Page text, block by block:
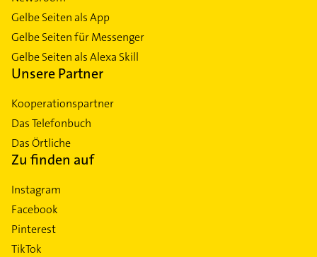
Gelbe Seiten als App
Gelbe Seiten für Messenger
Gelbe Seiten als Alexa Skill
Unsere Partner
Kooperationspartner
Das Telefonbuch
Das Örtliche
Zu finden auf
Instagram
Facebook
Pinterest
TikTok